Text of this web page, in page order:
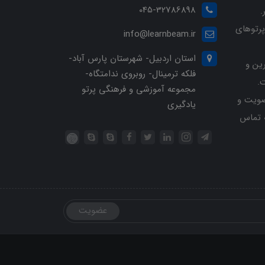
و
و
خرید با شماره تلفن 04532786898 تماس
045-32786898
info@learnbeam.ir
استان اردبیل- شهرستان پارس آباد-
فلکه ترمینال- روبروی ندامتگاه-
مجموعه آموزشی و فرهنگی پرتو
یادگیری
عضویت